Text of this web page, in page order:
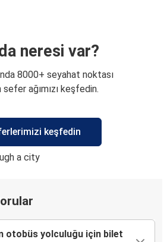
neresi var?
8000+ seyahat noktası
sefer ağımızı keşfedin.
keşfedin
otobüs yolculuğu için bilet